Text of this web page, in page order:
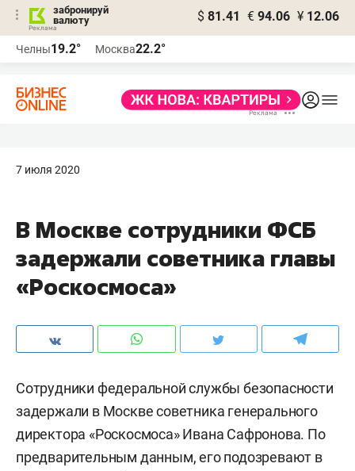
забронируй
валюту
$ 81.41 € 94.06 ¥ 12.06
Челны19.2° Москва22.2°
7 июля 2020
В Москве сотрудники ФСБ
задержали советника главы
«Роскосмоса»
Сотрудники федеральной службы безопасности
задержали в Москве советника генерального
директора «Роскосмоса» Ивана Сафронова. По
предварительным данным, его подозревают в